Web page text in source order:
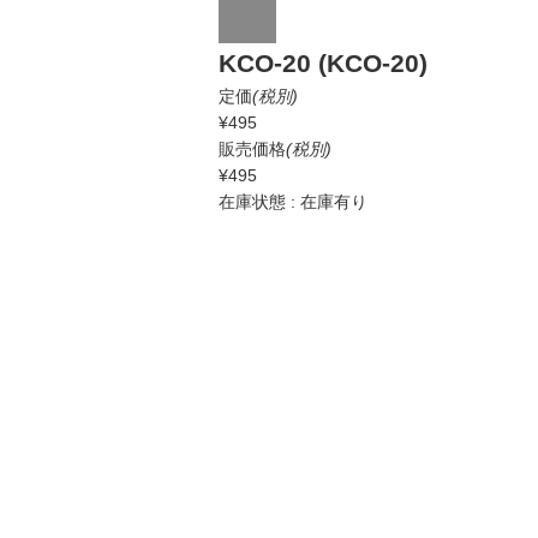
KCO-20 (KCO-20)
定価(税別)
¥495
販売価格(税別)
¥495
在庫状態 : 在庫有り